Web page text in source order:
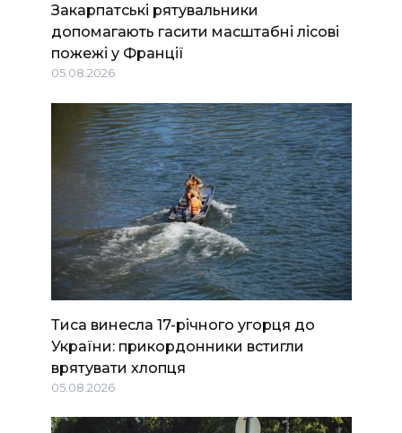
Закарпатські рятувальники
допомагають гасити масштабні лісові
пожежі у Франції
05.08.2026
Тиса винесла 17-річного угорця до
України: прикордонники встигли
врятувати хлопця
05.08.2026